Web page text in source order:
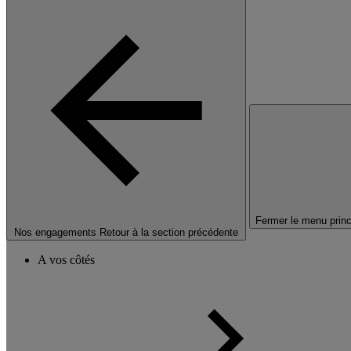
Nos engagements Retour à la section précédente
Fermer le menu
A vos côtés